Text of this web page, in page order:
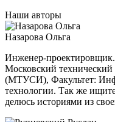
Наши авторы
Назарова Ольга
Инженер-
Московский
(МТУСИ), Факультет:
технологии. Так же
делюсь историями из